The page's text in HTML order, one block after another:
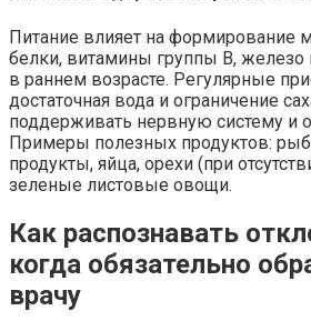
Питание влияет на формирование
белки, витамины группы B,
в раннем возрасте. Регулярные
достаточная вода и ограничение
поддерживать нервную систему и
Примеры полезных продуктов:
продукты, яйца, орехи (при
зеленые листовые овощи.
Как распознавать
когда обязательно
врачу